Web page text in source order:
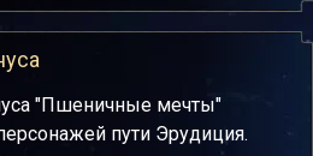
"Пшеничные мечты"
пути Эрудиция.